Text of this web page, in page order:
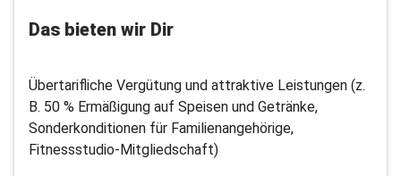
Das bieten wir Dir
Übertarifliche Vergütung und attraktive Leistungen (z.
B. 50 % Ermäßigung auf Speisen und Getränke,
Sonderkonditionen für Familienangehörige,
Fitnessstudio-Mitgliedschaft)